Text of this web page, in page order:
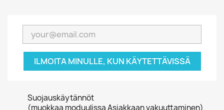
ILMOITA MINULLE, KUN KÄYTETTÄVISSÄ
Suojauskäytännöt
(muokkaa moduulissa Asiakkaan vakuuttaminen)